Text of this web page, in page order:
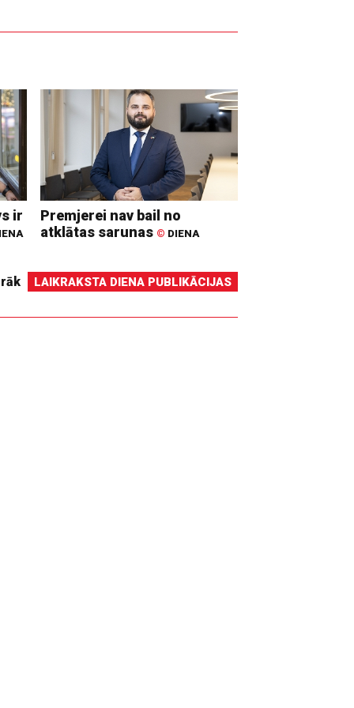
ir
Premjerei nav bail no
atklātas sarunas © DIENA
LAIKRAKSTA DIENA PUBLIKĀCIJAS